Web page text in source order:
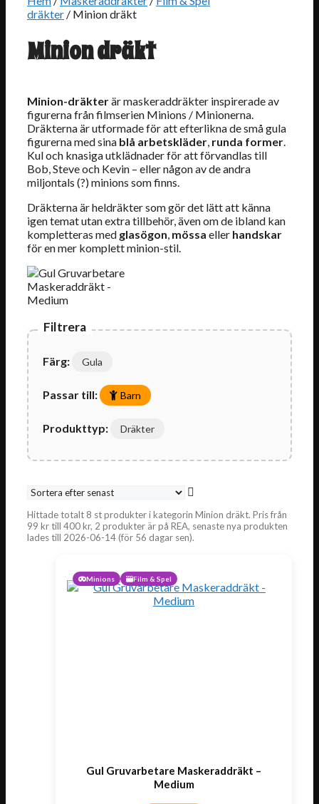
dräkter / Minion dräkt
Minion dräkt
Minion-dräkterär maskeraddräkter inspirerade av
figurerna från filmserien Minions / Minionerna.
Dräkterna är utformade för att efterlikna de små gula
figurerna med sina blå arbetskläder, runda former.
Kul och knasiga utklädnader för att förvandlas till
Bob, Steve och Kevin – eller någon av de andra
miljontals (?) minions som finns.
Dräkterna är heldräkter som gör det lätt att känna
igen temat utan extra tillbehör, även om de ibland kan
kompletteras med glasögon, mössa eller handskar
för en mer komplett minion-stil.
Filtrera
Färg: Gula
Passar till: Barn
Produkttyp: Dräkter
Hittade totalt 8 st produkter i kategorin Minion dräkt. Pris från
99 krtill 400kr, 2 produkter är på REA, senaste nya produkten
lades till 2026-06-14 (för 56 dagar sen).
Minions Film & Spel
Gul Gruvarbetare Maskeraddräkt –
Medium